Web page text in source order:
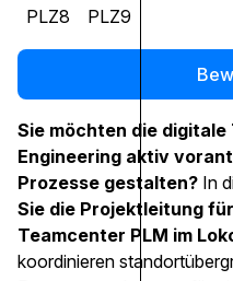
PLZ8
PLZ9
Sie möchten die
Engineering aktiv
Prozesse gestalten? In
Sie die Projektleitung
Teamcenter PLM im
koordinieren